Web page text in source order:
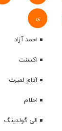
ی
احمد آزاد
اکسنت
آدام لمبرت
احلام
الی گولدینگ